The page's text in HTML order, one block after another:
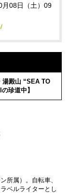
08日（土）09
湯殿山 “SEA TO
珍道中】
所属）。自転車、
ベルライターとし